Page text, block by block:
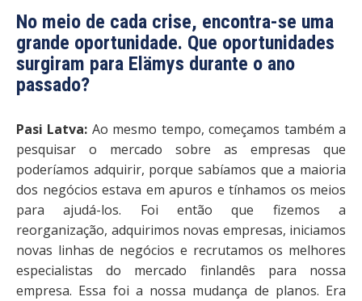
No meio de cada crise, encontra-se uma
grande oportunidade. Que oportunidades
surgiram para Elämys durante o ano
passado?
Pasi Latva: Ao mesmo tempo, começamos também a
pesquisar o mercado sobre as empresas que
poderíamos adquirir, porque sabíamos que a maioria
dos negócios estava em apuros e tínhamos os meios
para ajudá-los. Foi então que fizemos a
reorganização, adquirimos novas empresas, iniciamos
novas linhas de negócios e recrutamos os melhores
especialistas do mercado finlandês para nossa
empresa. Essa foi a nossa mudança de planos. Era